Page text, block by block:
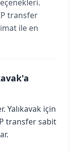
transfer
ile en
Yalıkavak için
transfer sabit